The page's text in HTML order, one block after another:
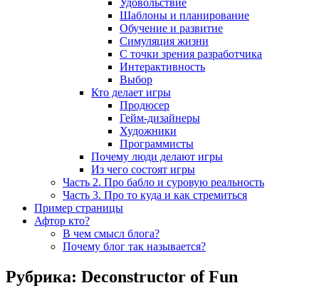
Удовольствие
Шаблоны и планирование
Обучение и развитие
Симуляция жизни
С точки зрения разработчика
Интерактивность
Выбор
Кто делает игры
Продюсер
Гейм-дизайнеры
Художники
Программисты
Почему люди делают игры
Из чего состоят игры
Часть 2. Про бабло и суровую реальность
Часть 3. Про то куда и как стремиться
Пример страницы
Афтор кто?
В чем смысл блога?
Почему блог так называется?
Рубрика: Deconstructor of Fun